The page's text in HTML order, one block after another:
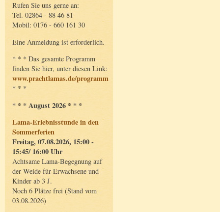
Rufen Sie uns gerne an:
Tel. 02864 - 88 46 81
Mobil: 0176 - 660 161 30
Eine Anmeldung ist erforderlich.
* * * Das gesamte Programm
finden Sie hier, unter diesen Link:
www.prachtlamas.de/programm
* * *
* * * August 2026 * * *
Lama-Erlebnisstunde in den
Sommerferien
Freitag, 07.08.2026, 15:00 -
15:45/ 16:00 Uhr
Achtsame Lama-Begegnung auf
der Weide für Erwachsene und
Kinder ab 3 J.
Noch 6 Plätze frei (Stand vom
03.08.2026)